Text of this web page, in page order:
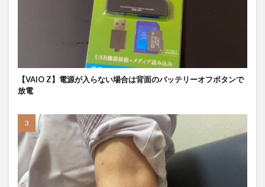
【VAIO Z】電源が入らない場合は背面のバッテリーオフボタンで
放電